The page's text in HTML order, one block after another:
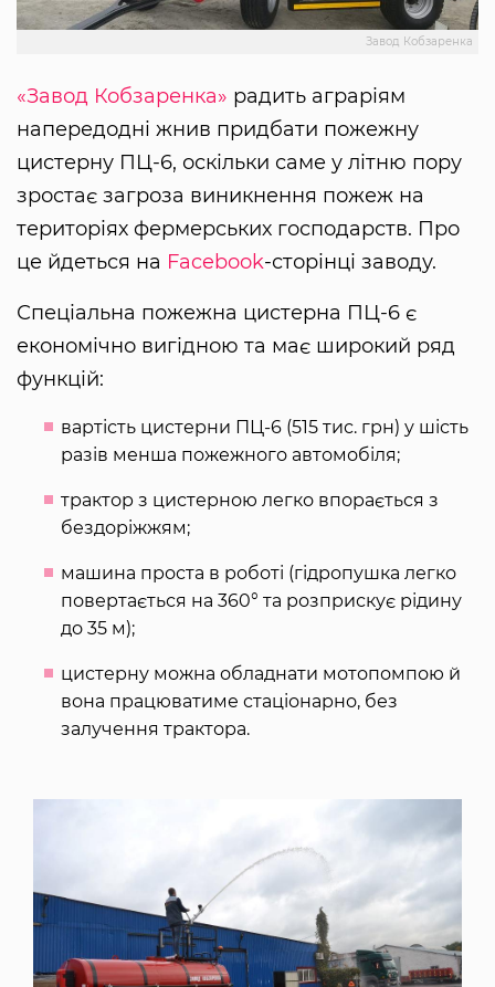
Завод Кобзаренка
«Завод Кобзаренка» радить аграріям
напередодні жнив придбати пожежну
цистерну ПЦ-6, оскільки саме у літню пору
зростає загроза виникнення пожеж на
територіях фермерських господарств. Про
це йдеться на Facebook-сторінці заводу.
Спеціальна пожежна цистерна ПЦ-6 є
економічно вигідною та має широкий ряд
функцій:
вартість цистерни ПЦ-6 (515 тис. грн) у шість
разів менша пожежного автомобіля;
трактор з цистерною легко впорається з
бездоріжжям;
машина проста в роботі (гідропушка легко
повертається на 360° та розприскує рідину
до 35 м);
цистерну можна обладнати мотопомпою й
вона працюватиме стаціонарно, без
залучення трактора.